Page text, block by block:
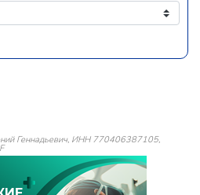
Геннадьевич, ИНН 770406387105,